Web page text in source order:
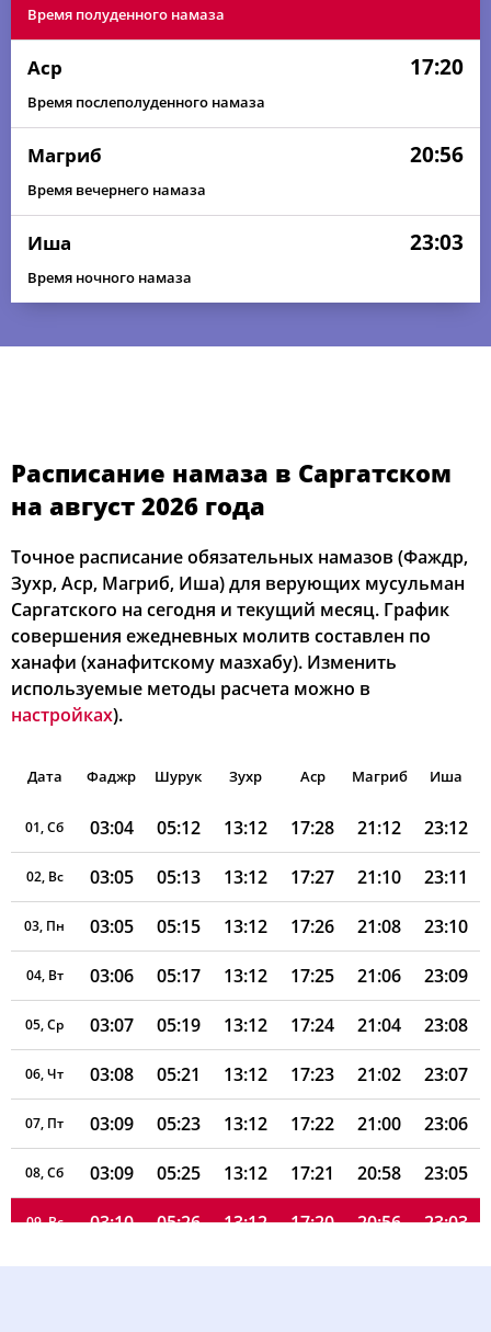
Время полуденного намаза
Аср 17:20
Время послеполуденного намаза
Магриб 20:56
Время вечернего намаза
Иша 23:03
Время ночного намаза
Расписание намаза в Саргатском
на август 2026 года
Точное расписание обязательных намазов (Фаждр,
Зухр, Аср, Магриб, Иша) для верующих мусульман
Саргатского на сегодня и текущий месяц. График
совершения ежедневных молитв составлен по
ханафи (ханафитскому мазхабу). Изменить
используемые методы расчета можно в
настройках).
Дата Фаджр Шурук Зухр Аср Магриб Иша
01, Сб 03:04 05:12 13:12 17:28 21:12 23:12
02, Вс 03:05 05:13 13:12 17:27 21:10 23:11
03, Пн 03:05 05:15 13:12 17:26 21:08 23:10
04, Вт 03:06 05:17 13:12 17:25 21:06 23:09
05, Ср 03:07 05:19 13:12 17:24 21:04 23:08
06, Чт 03:08 05:21 13:12 17:23 21:02 23:07
07, Пт 03:09 05:23 13:12 17:22 21:00 23:06
08, Сб 03:09 05:25 13:12 17:21 20:58 23:05
09, Вс 03:10 05:26 13:12 17:20 20:56 23:03
10, Пн 03:11 05:28 13:11 17:19 20:53 23:02